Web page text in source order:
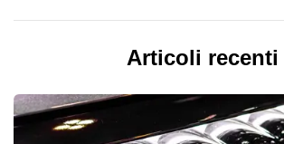
Articoli recenti